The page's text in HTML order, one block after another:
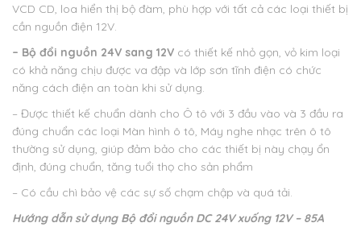
VCD CD, loa hiển thị bộ đàm, phù hợp với tất cả các loại thiết bị
cần nguồn điện 12V.
– Bộ đổi nguồn 24V sang 12V có thiết kế nhỏ gọn, vỏ kim loại
có khả năng chịu được va đập và lớp sơn tĩnh điện có chức
năng cách điện an toàn khi sử dụng.
– Được thiết kế chuẩn dành cho Ô tô với 3 đầu vào và 3 đầu ra
đúng chuẩn các loại Màn hình ô tô, Máy nghe nhạc trên ô tô
thường sử dụng, giúp đảm bảo cho các thiết bị này chạy ổn
định, đúng chuẩn, tăng tuổi thọ cho sản phẩm
– Có cầu chì bảo vệ các sự số chạm chập và quá tải.
Hướng dẫn sử dụng Bộ đổi nguồn DC 24V xuống 12V – 85A